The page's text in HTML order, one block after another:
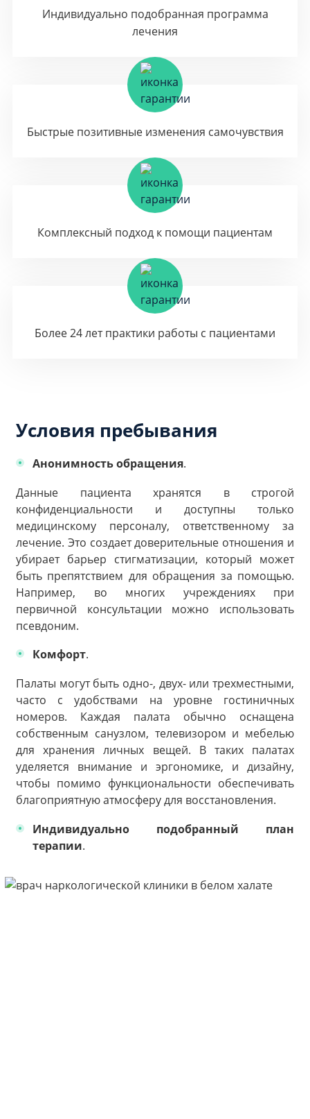
Индивидуально подобранная программа
лечения
Быстрые позитивные изменения самочувствия
Комплексный подход к помощи пациентам
Более 24 лет практики работы с пациентами
Условия пребывания
Анонимность обращения.
Данные пациента хранятся в строгой
конфиденциальности и доступны только
медицинскому персоналу, ответственному за
лечение. Это создает доверительные отношения и
убирает барьер стигматизации, который может
быть препятствием для обращения за помощью.
Например, во многих учреждениях при
первичной консультации можно использовать
псевдоним.
Комфорт.
Палаты могут быть одно-, двух- или трехместными,
часто с удобствами на уровне гостиничных
номеров. Каждая палата обычно оснащена
собственным санузлом, телевизором и мебелью
для хранения личных вещей. В таких палатах
уделяется внимание и эргономике, и дизайну,
чтобы помимо функциональности обеспечивать
благоприятную атмосферу для восстановления.
Индивидуально подобранный план
терапии.